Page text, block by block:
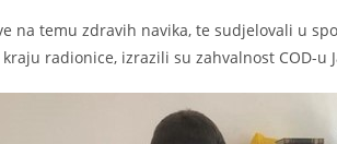
na temu zdravih navika, te sudjelovali u
radionice, izrazili su zahvalnost COD-u